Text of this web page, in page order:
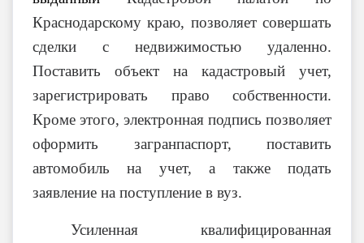
Краснодарскому краю, позволяет совершать
сделки с недвижимостью удаленно.
Поставить объект на кадастровый учет,
зарегистрировать право собственности.
Кроме этого, электронная подпись позволяет
оформить загранпаспорт, поставить
автомобиль на учет, а также подать
заявление на поступление в вуз.
Усиленная квалифицированная